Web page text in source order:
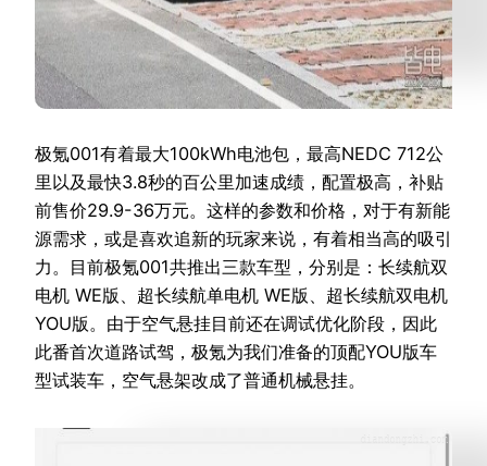
极氪001有着最大100kWh电池包，最高NEDC 712公
里以及最快3.8秒的百公里加速成绩，配置极高，补贴
前售价29.9-36万元。这样的参数和价格，对于有新能
源需求，或是喜欢追新的玩家来说，有着相当高的吸引
力。目前极氪001共推出三款车型，分别是：长续航双
电机 WE版、超长续航单电机 WE版、超长续航双电机
YOU版。由于空气悬挂目前还在调试优化阶段，因此
此番首次道路试驾，极氪为我们准备的顶配YOU版车
型试装车，空气悬架改成了普通机械悬挂。